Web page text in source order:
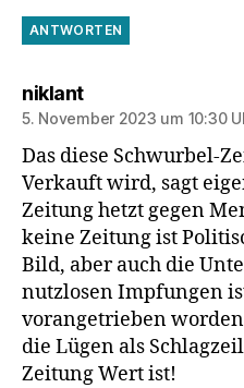
ANTWORTEN
niklantsagt:
5. November 2023 um 10:30
Das diese Schwurbel-
Verkauft wird, sagt
Zeitung hetzt gegen
keine Zeitung ist
Bild, aber auch die
nutzlosen Impfungen
vorangetrieben
die Lügen als
Zeitung Wert ist!